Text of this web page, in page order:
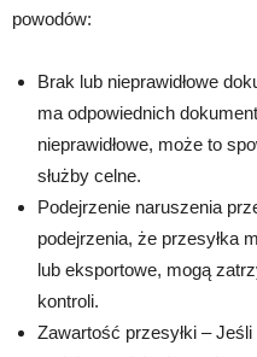
powodów:
Brak lub nieprawidłowe
ma odpowiednich
nieprawidłowe, może to
służby celne.
Podejrzenie naruszenia
podejrzenia, że przesyłka
lub eksportowe, mogą
kontroli.
Zawartość przesyłki –